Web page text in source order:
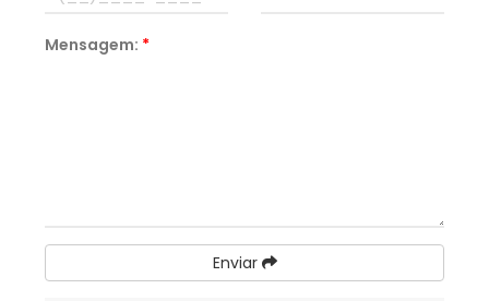
Mensagem: *
Enviar